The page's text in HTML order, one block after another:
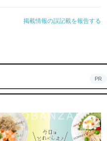
掲載情報の誤記載を報告する
PR